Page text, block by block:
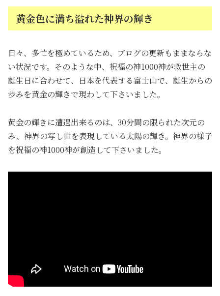
黄金色に満ち溢れた神界の輝き
日々、多忙を極めているため、ブログの更新もままならな
い状況です。そのような中、祝福の神1000神が救世主の
誕生日に合わせて、日本を代表する富士山で、誕生からの
歩みを黄金の輝きで現わして下さいました。
黄金の輝きに遭遇出来るのは、30分間の限られた次元の
み、神界の写し世を表現している太陽の輝き。神界の様子
を祝福の神1000神が創造して下さいました。